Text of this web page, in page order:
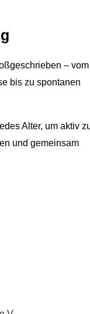
– vom
bis zu spontanen
Alter, um aktiv
und gemeinsam